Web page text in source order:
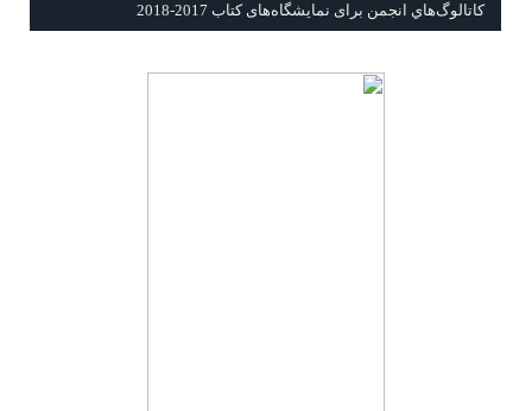
كاتالوگ‌هاي انجمن برای نمايشگاه‌های كتاب 2017-2018